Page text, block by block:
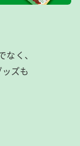
く、
ズも